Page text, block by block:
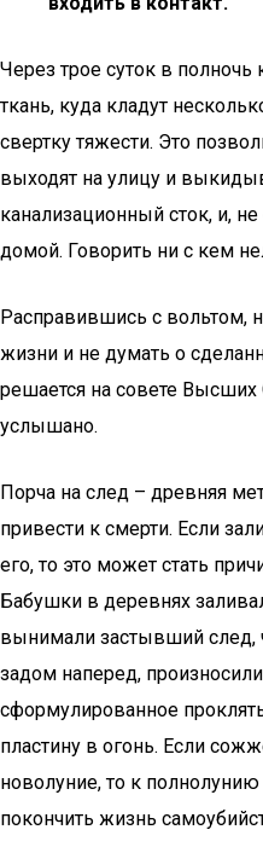
Через трое суток в
ткань, куда кладут
свертку тяжести. Это
выходят на улицу и
канализационный сток, и,
домой. Говорить ни с кем
Расправившись с вольтом,
жизни и не думать о
решается на совете
услышано.
Порча на след – древняя
привести к смерти. Если
его, то это может стать
Бабушки в деревнях
вынимали застывший след,
задом наперед,
сформулированное
пластину в огонь. Если
новолуние, то к
покончить жизнь